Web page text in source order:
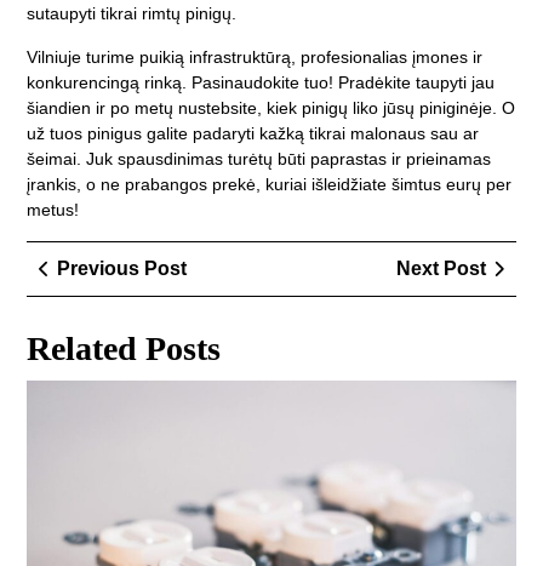
sutaupyti tikrai rimtų pinigų.
Vilniuje turime puikią infrastruktūrą, profesionalias įmones ir
konkurencingą rinką. Pasinaudokite tuo! Pradėkite taupyti jau
šiandien ir po metų nustebsite, kiek pinigų liko jūsų piniginėje. O
už tuos pinigus galite padaryti kažką tikrai malonaus sau ar
šeimai. Juk spausdinimas turėtų būti paprastas ir prieinamas
įrankis, o ne prabangos prekė, kuriai išleidžiate šimtus eurų per
metus!
Navigacija
tarp
įrašų
Previous PostPrevious
Post
Next Post
Next
Post
Related Posts